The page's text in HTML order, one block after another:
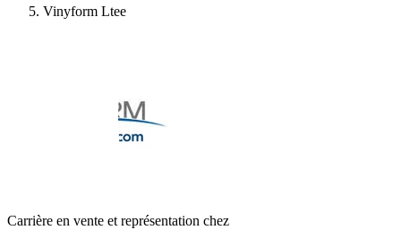
Vinyform Ltee
Carrière en vente et représentation chez